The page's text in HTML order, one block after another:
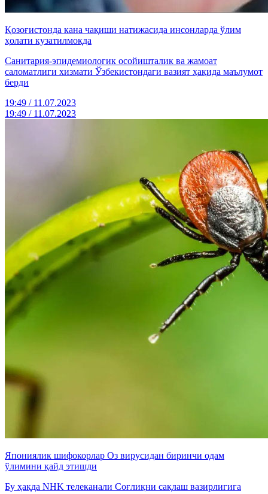
Қозоғистонда кана чақиши натижасида инсонларда ўлим
ҳолати кузатилмоқда
Санитария-эпидемиологик осойишталик ва жамоат
саломатлиги хизмати Ўзбекистондаги вазият ҳақида маълумот
берди
19:49 / 11.07.2023
19:49 / 11.07.2023
Япониялик шифокорлар Оз вирусидан биринчи одам
ўлимини қайд этишди
Бу ҳақда NHK телеканали Соғлиқни сақлаш вазирлигига